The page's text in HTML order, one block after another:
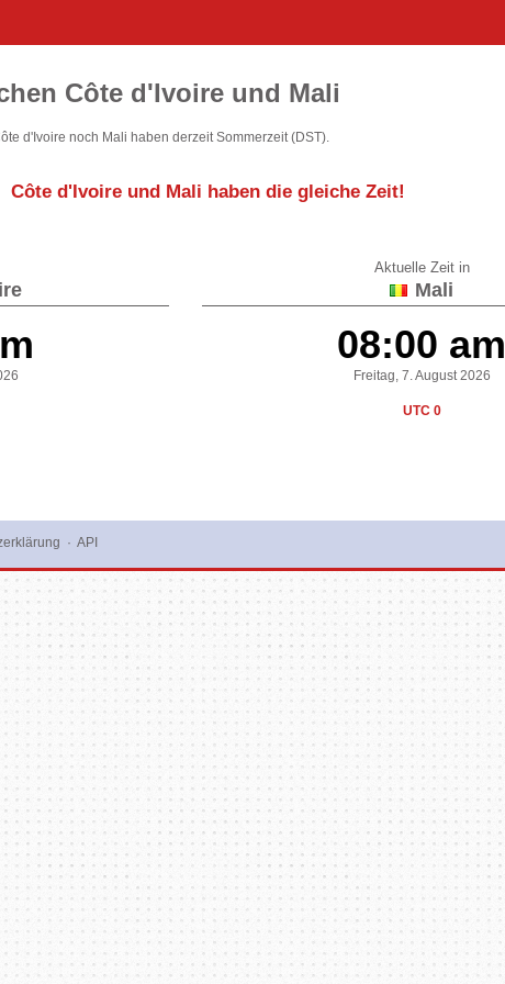
Côte d'Ivoire und Mali
d'Ivoire noch Mali haben derzeit Sommerzeit (DST).
Côte d'Ivoire und Mali haben die gleiche Zeit!
Aktuelle Zeit in
Mali
08:00 am
Freitag, 7. August 2026
UTC 0
· API